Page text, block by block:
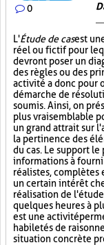
0
L'Étude de casest
réel ou fictif pour
devront poser un
des règles ou des
activité a donc pour
démarche de
soumis. Ainsi, on
plus vraisemblable
un grand attrait sur
la pertinence des
du cas. Le support
informations à
réalistes, complètes
un certain intérêt
réalisation de
quelques heures à
est une activité
habiletés de
situation concrète